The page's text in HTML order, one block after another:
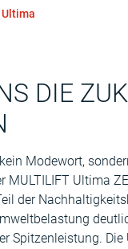
DIE
Modewort,
MULTILIFT Ultima
der
Spitzenleistung. Die